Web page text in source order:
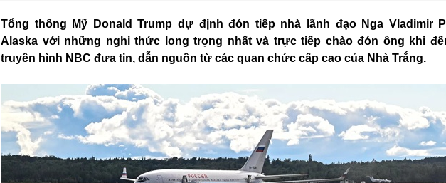
Tổng thống Mỹ Donald Trump dự định đón tiếp nhà lãnh đạo Nga Vladimir
Alaska với những nghi thức long trọng nhất và trực tiếp chào đón ông khi
truyền hình NBC đưa tin, dẫn nguồn từ các quan chức cấp cao của Nhà Trắng.